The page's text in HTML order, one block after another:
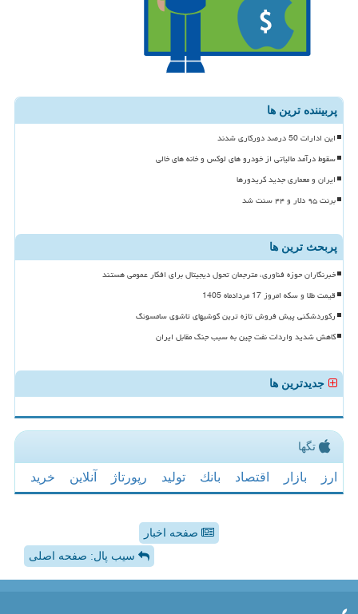
پربیننده ترین ها
این ادارات 50 درصد دورکاری شدند
سقوط درآمد مالیاتی از خودرو های لوکس و خانه های خالی
ایران و معماری جدید کریدورها
برنت ۹۵ دلار و ۴۴ سنت شد
پربحث ترین ها
خبرنگاران حوزه فناوری، مترجمان تحول دیجیتال برای افکار عمومی هستند
قیمت طلا و سکه امروز 17 مردادماه 1405
رکوردشکنی پیش فروش تازه ترین گوشیهای تاشوی سامسونگ
کاهش شدید واردات نفت چین به سبب جنگ مقابل ایران
جدیدترین ها
تگها
ارز بازار اقتصاد بانك تولید رپورتاژ آنلاین خرید
صفحه اخبار
سیب پال: صفحه اصلی